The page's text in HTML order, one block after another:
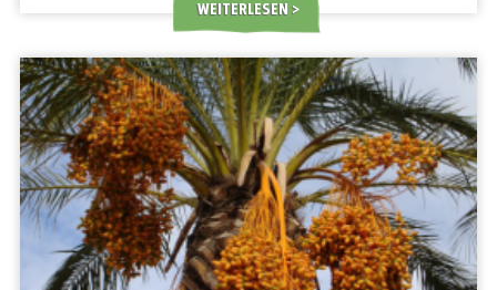
WEITERLESEN